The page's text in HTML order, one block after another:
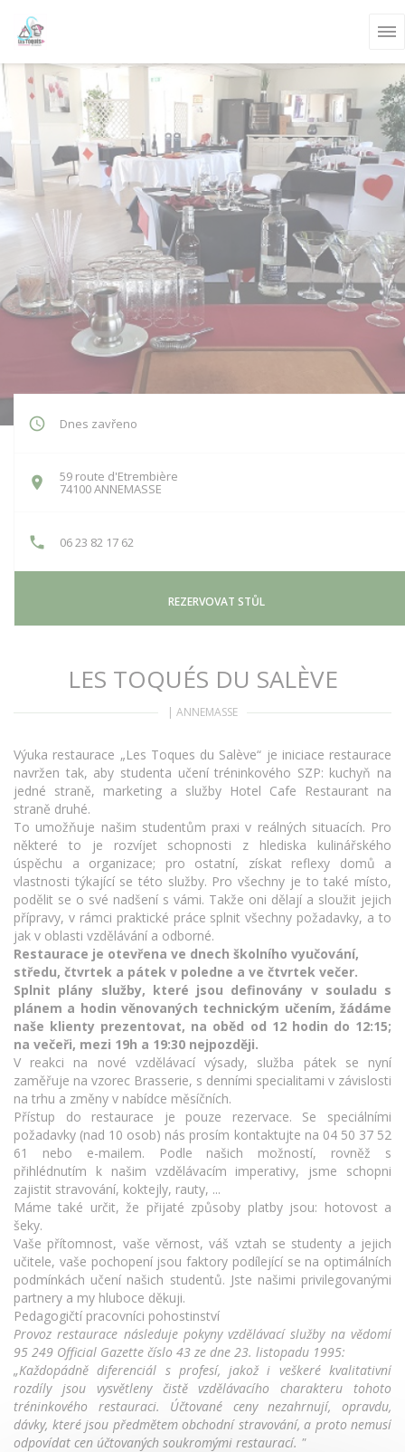
Dnes zavřeno
59 route d'Etrembière
74100 ANNEMASSE
06 23 82 17 62
REZERVOVAT STŮL
LES TOQUÉS DU SALÈVE
| ANNEMASSE
Výuka restaurace „Les Toques du Salève“ je iniciace restaurace
navržen tak, aby studenta učení tréninkového SZP: kuchyň na
jedné straně, marketing a služby Hotel Cafe Restaurant na
straně druhé.
To umožňuje našim studentům praxi v reálných situacích. Pro
některé to je rozvíjet schopnosti z hlediska kulinářského
úspěchu a organizace; pro ostatní, získat reflexy domů a
vlastnosti týkající se této služby. Pro všechny je to také místo,
podělit se o své nadšení s vámi. Takže oni dělají a sloužit jejich
přípravy, v rámci praktické práce splnit všechny požadavky, a to
jak v oblasti vzdělávání a odborné.
Restaurace je otevřena ve dnech školního vyučování,
středu, čtvrtek a pátek v poledne a ve čtvrtek večer.
Splnit plány služby, které jsou definovány v souladu s
plánem a hodin věnovaných technickým učením, žádáme
naše klienty prezentovat, na oběd od 12 hodin do 12:15;
na večeři, mezi 19h a 19:30 nejpozději.
V reakci na nové vzdělávací výsady, služba pátek se nyní
zaměřuje na vzorec Brasserie, s denními specialitami v závislosti
na trhu a změny v nabídce měsíčních.
Přístup do restaurace je pouze rezervace. Se speciálními
požadavky (nad 10 osob) nás prosím kontaktujte na 04 50 37 52
61 nebo e-mailem. Podle našich možností, rovněž s
přihlédnutím k našim vzdělávacím imperativy, jsme schopni
zajistit stravování, koktejly, rauty, ...
Máme také určit, že přijaté způsoby platby jsou: hotovost a
šeky.
Vaše přítomnost, vaše věrnost, váš vztah se studenty a jejich
učitele, vaše pochopení jsou faktory podílející se na optimálních
podmínkách učení našich studentů. Jste našimi privilegovanými
partnery a my hluboce děkuji.
Pedagogičtí pracovníci pohostinství
Provoz restaurace následuje pokyny vzdělávací služby na vědomí
95 249 Official Gazette číslo 43 ze dne 23. listopadu 1995:
„Každopádně diferenciál s profesí, jakož i veškeré kvalitativní
rozdíly jsou vysvětleny čistě vzdělávacího charakteru tohoto
tréninkového restauraci. Účtované ceny nezahrnují, opravdu,
dávky, které jsou předmětem obchodní stravování, a proto nemusí
odpovídat cen účtovaných soukromými restaurací. "